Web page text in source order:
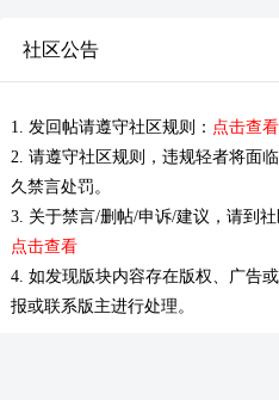
社区公告
1. 发回帖请遵守社区规则： 点击查看
2. 请遵守社区规则，违规轻者将面
久禁言处罚。
3. 关于禁言/删帖/申诉/建议，请到社
点击查看
4. 如发现版块内容存在版权、广告
报或联系版主进行处理。